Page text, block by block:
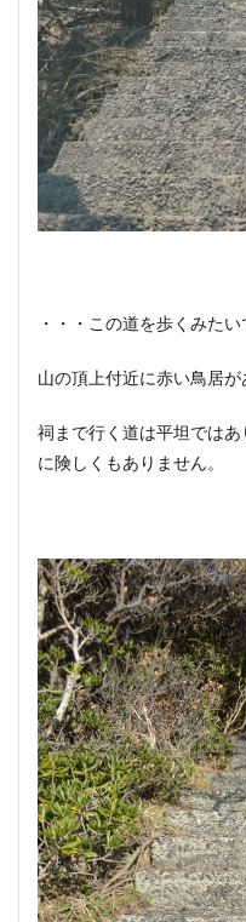
・・・この道を歩くみたい
山の頂上付近に赤い鳥居
祠まで行く道は平坦では
に険しくもありません。